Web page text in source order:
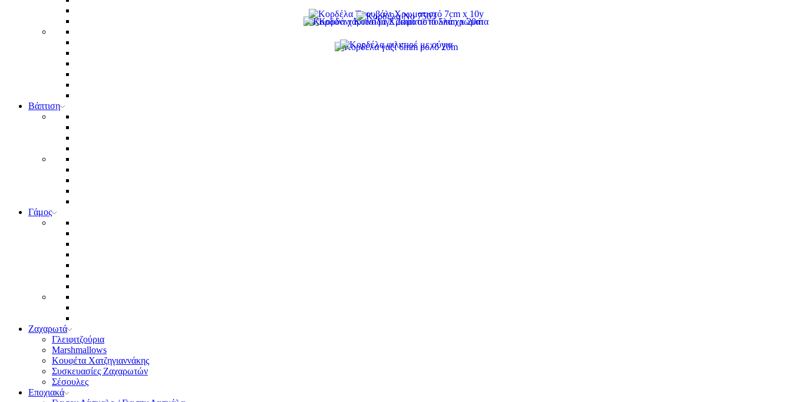
Βάπτιση
Γάμος
Ζαχαρωτά
Γλειφιτζούρια
Marshmallows
Κουφέτα Χατζηγιαννάκης
Συσκευασίες Ζαχαρωτών
Σέσουλες
Εποχιακά